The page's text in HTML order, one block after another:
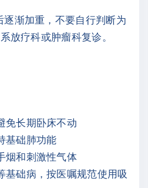
渐加重，不要自行判断为
放疗科或肿瘤科复诊。
免长期卧床不动
基础肺功能
烟和刺激性气体
基础病，按医嘱规范使用吸